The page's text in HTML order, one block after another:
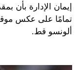
إيمان الإدارة بأن
تمامًا على عكس موقف
ألونسو قط.